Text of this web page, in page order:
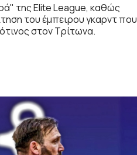
της Elite League, καθώς
του έμπειρου γκαρντ που
στον Τρίτωνα.